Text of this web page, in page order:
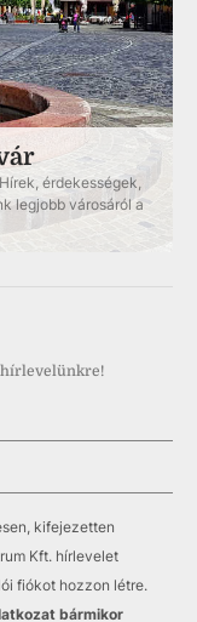
érdekességek,
legjobb városáról a
hírlevelünkre!
kifejezetten
Kft. hírlevelet
fiókot hozzon létre.
bármikor